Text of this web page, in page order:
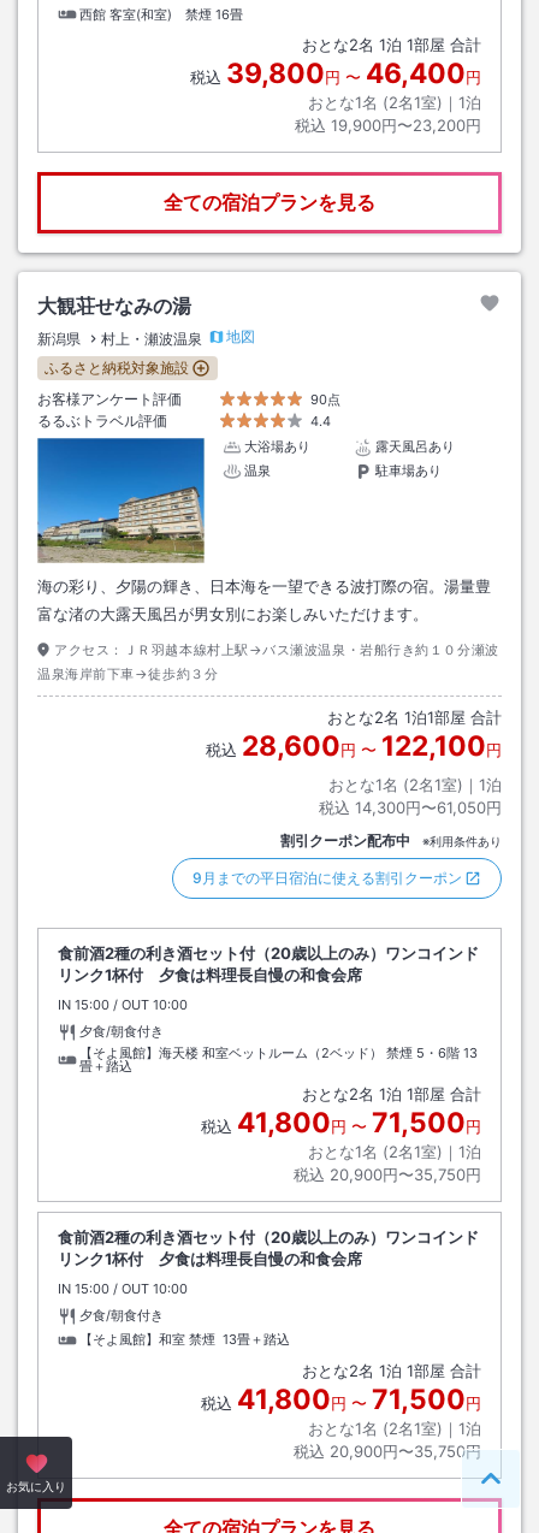
西館 客室(和室) 禁煙 16畳
おとな2名 1泊 1部屋 合計
税込 39,800円 〜 46,400円
おとな1名 (2名1室)｜ 1泊
税込 19,900円〜23,200円
全ての宿泊プランを見る
大観荘せなみの湯
新潟県 村上・瀬波温泉
地図
ふるさと納税対象施設
お客様アンケート評価
90点
るるぶトラベル評価
4.4
大浴場あり
露天風呂あり
温泉
駐車場あり
海の彩り、夕陽の輝き、日本海を一望できる波打際の宿。湯量豊
富な渚の大露天風呂が男女別にお楽しみいただけます。
アクセス：
ＪＲ羽越本線村上駅→バス瀬波温泉・岩船行き約１０分瀬波
温泉海岸前下車→徒歩約３分
おとな2名 1泊1部屋 合計
税込 28,600円 〜 122,100円
おとな1名 (2名1室)｜ 1泊
税込 14,300円〜61,050円
割引クーポン配布中 ※利用条件あり
9月までの平日宿泊に使える割引クーポン
食前酒2種の利き酒セット付（20歳以上のみ）ワンコインド
リンク1杯付 夕食は料理長自慢の和食会席
IN チェックイン
15:00 / OUT チェックアウト
10:00
夕食/朝食付き
【そよ風館】海天楼 和室ベットルーム（2ベッド） 禁煙 5・6階 13
畳＋踏込
おとな2名 1泊 1部屋 合計
税込 41,800円 〜 71,500円
おとな1名 (2名1室)｜ 1泊
税込 20,900円〜35,750円
食前酒2種の利き酒セット付（20歳以上のみ）ワンコインド
リンク1杯付 夕食は料理長自慢の和食会席
IN チェックイン
15:00 / OUT チェックアウト
10:00
夕食/朝食付き
【そよ風館】和室 禁煙 13畳＋踏込
おとな2名 1泊 1部屋 合計
税込 41,800円 〜 71,500円
おとな1名 (2名1室)｜ 1泊
税込 20,900円〜35,750円
全ての宿泊プランを見る
お気に入り ペー